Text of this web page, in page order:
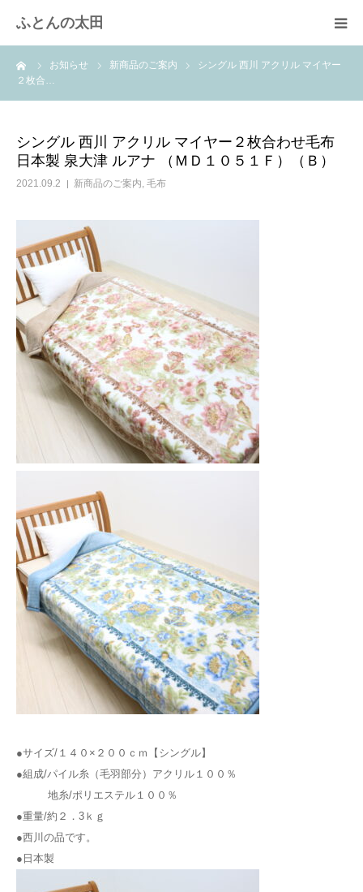
ふとんの太田
お知らせ 新商品のご案内
シングル 西川 アクリル マイヤー
２枚合…
シングル 西川 アクリル マイヤー２枚合わせ毛布
日本製 泉大津 ルアナ （ＭＤ１０５１Ｆ）（Ｂ）
2021.09.2 新商品のご案内, 毛布
●サイズ/１４０×２００ｃｍ【シングル】
●組成/パイル糸（毛羽部分）アクリル１００％
地糸/ポリエステル１００％
●重量/約２．3ｋｇ
●西川の品です。
●日本製
羽毛布団のリフォーム
取扱商品
会社概要